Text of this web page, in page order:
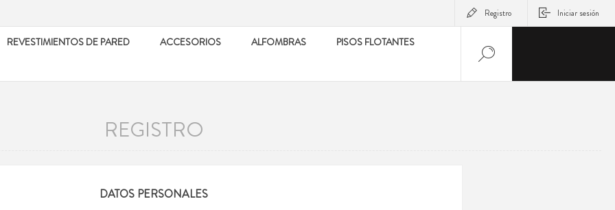
Registro Iniciar sesión
REVESTIMIENTOS DE PARED ACCESORIOS ALFOMBRAS
PISOS FLOTANTES
REGISTRO
DATOS PERSONALES